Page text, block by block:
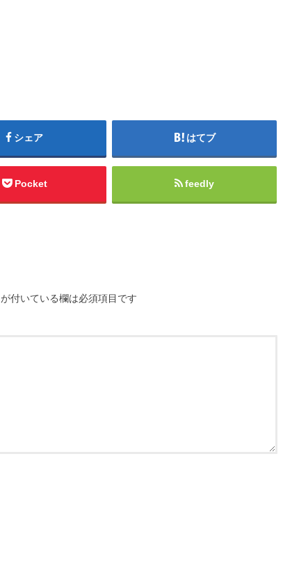
シェア はてブ
Pocket feedly
が付いている欄は必須項目です